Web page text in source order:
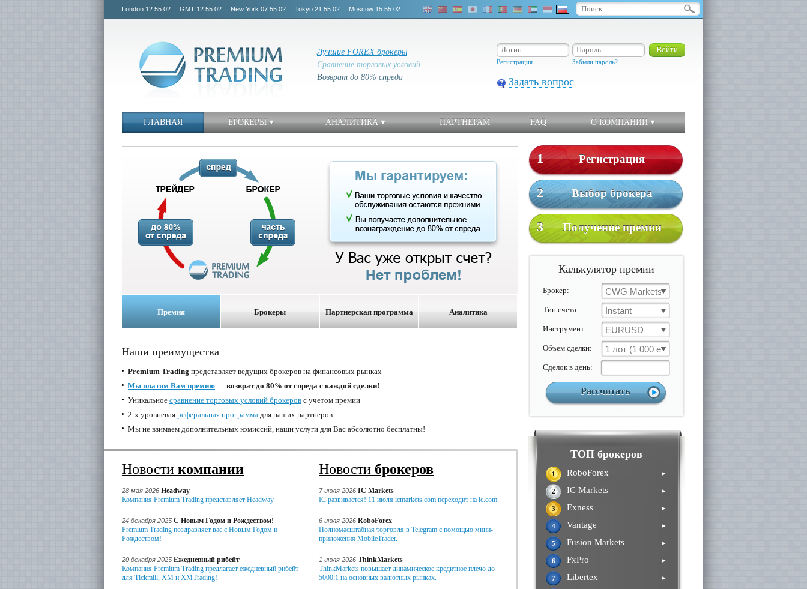
London 12:55:03 GMT 12:55:03 New York 07:55:03 Tokyo 21:55:03 Moscow 15:55:03
Лучшие FOREX брокеры
Сравнение торговых условий
Возврат до 80% спреда
Регистрация Забыли пароль?
Задать вопрос
ГЛАВНАЯ БРОКЕРЫ АНАЛИТИКА ПАРТНЕРАМ FAQ О КОМПАНИИ
1 Регистрация
2 Выбор брокера
3 Получение премии
Калькулятор премии
Брокер: CWG Markets
Тип счета: Instant
Инструмент: EURUSD
Объем сделки: 1 лот (1 000 ед)
Cделок в день:
ТОП брокеров
1 RoboForex ►
2 IC Markets ►
3 Exness ►
4 Vantage ►
5 Fusion Markets ►
6 FxPro ►
7 Libertex ►
Премия Брокеры Партнерская программа Аналитика
Наши преимущества
Premium Trading представляет ведущих брокеров на финансовых рынках
Мы платим Вам премию — возврат до 80% от спреда с каждой сделки!
Уникальное сравнение торговых условий брокеров с учетом премии
2-х уровневая реферальная программа для наших партнеров
Мы не взимаем дополнительных комиссий, наши услуги для Вас абсолютно бесплатны!
Новости компании
28 мая 2026 Headway
Компания Premium Trading представляет Headway
24 декабря 2025 С Новым Годом и Рождеством!
Premium Trading поздравляет вас с Новым Годом и
Рождеством!
20 декабря 2025 Ежедневный рибейт
Компания Premium Trading предлагает ежедневный рибейт
для Tickmill, XM и XMTrading!
Новости брокеров
7 июля 2026 IC Markets
IC развивается! 11 июля icmarkets.com переходит на ic.com.
6 июля 2026 RoboForex
Полномасштабная торговля в Telegram с помощью мини-
приложения MobileTrader.
1 июля 2026 ThinkMarkets
ThinkMarkets повышает динамическое кредитное плечо до
5000:1 на основных валютных рынках.